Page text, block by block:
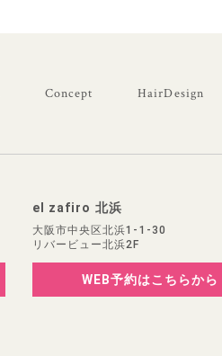
Concept HairDesign
el zafiro 北浜
大阪市中央区北浜1-1-30
リバービュー北浜2F
WEB予約はこちらから